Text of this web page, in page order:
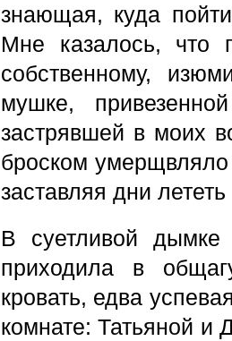
знающая, куда
Мне казалось,
собственному,
мушке,
застрявшей в моих
броском умерщвляло
заставляя дни
В суетливой дымке
приходила в
кровать, едва
комнате: Татьяной и